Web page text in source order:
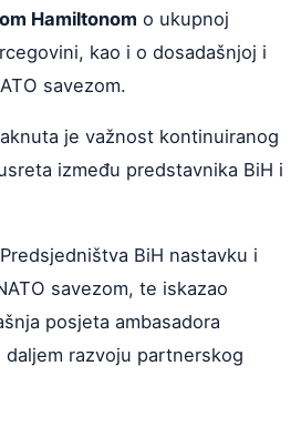
Hamiltonom o ukupnoj
kao i o dosadašnjoj i
savezom.
je važnost kontinuiranog
između predstavnika BiH i
BiH nastavku i
savezom, te iskazao
posjeta ambasadora
razvoju partnerskog